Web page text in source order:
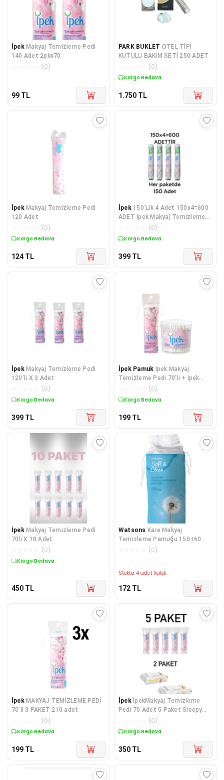
İpek Makyaj Temizleme Pedi
140 Adet 2pkx70
(0)
99 TL
PARK BUKLET OTEL TİPİ
KUTULU BAKIM SETİ 250 ADET
(0)
Kargo Bedava
1.750 TL
İpek Makyaj Temizleme Pedi
120 Adet
(0)
Kargo Bedava
124 TL
İpek 150'Lik 4 Adet 150x4=600
ADET ipek Makyaj Temizleme
(0)
Kargo Bedava
399 TL
İpek Makyaj Temizleme Pedi
120'li X 3 Adet
(0)
Kargo Bedava
399 TL
İpek Pamuk Ipek Makyaj
Temizleme Pedi 70'li + Ipek
Kulak Temizleme Çubuğu 200'lü
(0)
Kargo Bedava
199 TL
İpek Makyaj Temizleme Pedi
70li X 10 Adet
(0)
Kargo Bedava
450 TL
Watsons Kare Makyaj
Temizleme Pamuğu 150+60
(0)
Stokta 4 adet kaldı.
172 TL
İpek MAKYAJ TEMİZLEME PEDİ
70’li 3 PAKET 210 adet
(0)
Kargo Bedava
199 TL
İpek İpekMakyaj Temizleme
Pedi 70 Adet 5 Paket Sleepy
Sensitive Islak Havlu 2x90 Lı 2
(0)
Kargo Bedava
350 TL